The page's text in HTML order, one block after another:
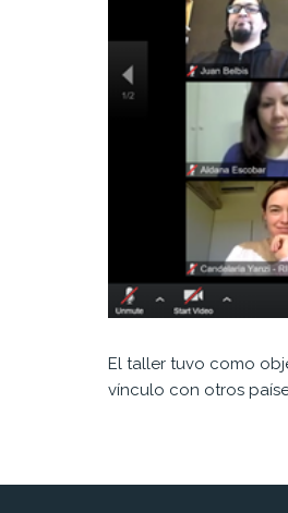
El taller tuvo como
vínculo con otros